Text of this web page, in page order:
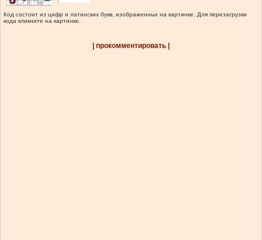
Код состоит из цифр и латинских букв, изображенных на картинке. Для перезагрузки
кода кликните на картинке.
| прокомментировать |